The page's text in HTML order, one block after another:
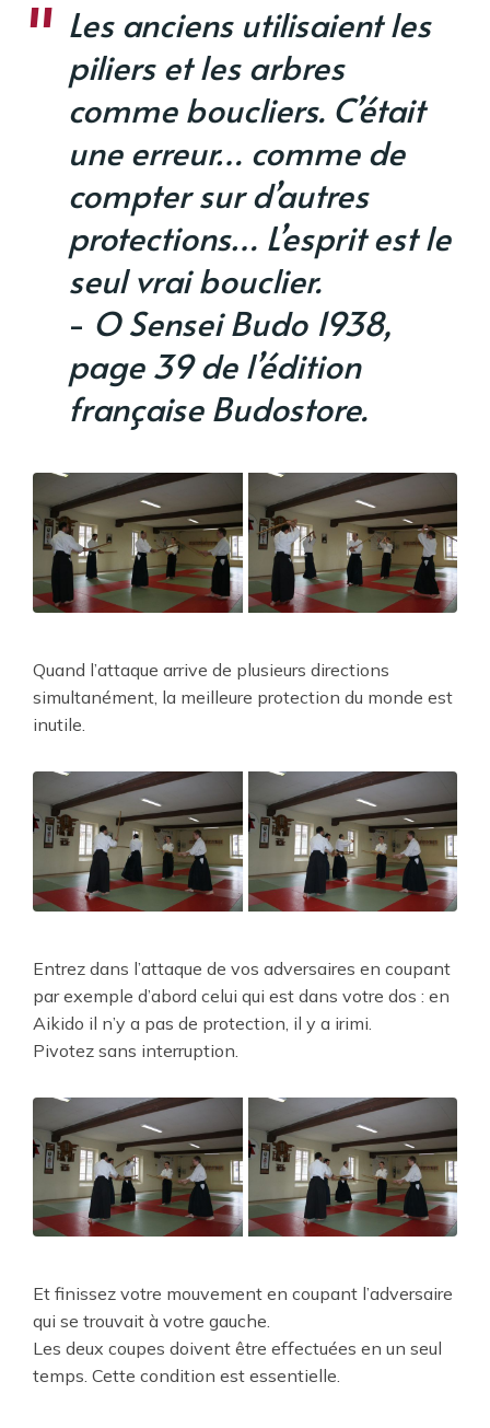
Les anciens utilisaient les
piliers et les arbres
comme boucliers. C’était
une erreur… comme de
compter sur d’autres
protections… L’esprit est le
seul vrai bouclier.
- O Sensei Budo 1938,
page 39 de l’édition
française Budostore.
Quand l’attaque arrive de plusieurs directions
simultanément, la meilleure protection du monde est
inutile.
Entrez dans l’attaque de vos adversaires en coupant
par exemple d’abord celui qui est dans votre dos : en
Aikido il n’y a pas de protection, il y a irimi.
Pivotez sans interruption.
Et finissez votre mouvement en coupant l’adversaire
qui se trouvait à votre gauche.
Les deux coupes doivent être effectuées en un seul
temps. Cette condition est essentielle.